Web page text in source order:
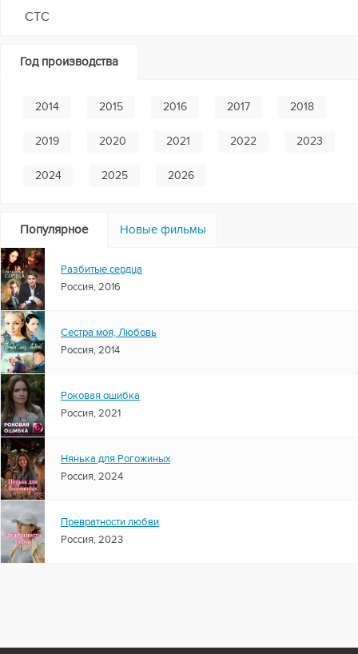
СТС
Год производства
2014 2015 2016 2017 2018
2019 2020 2021 2022 2023
2024 2025 2026
Популярное Новые фильмы
Разбитые сердца
Россия, 2016
Сестра моя, Любовь
Россия, 2014
Роковая ошибка
Россия, 2021
Нянька для Рогожиных
Россия, 2024
Превратности любви
Россия, 2023